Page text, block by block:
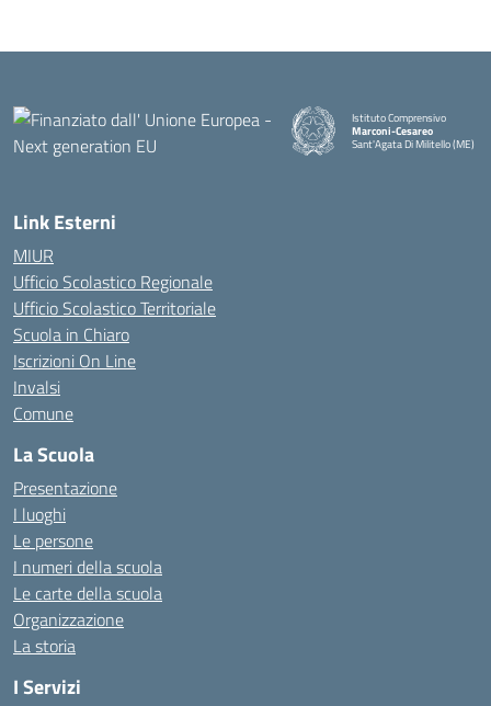
Istituto Comprensivo
Marconi-Cesareo
Sant'Agata Di Militello (ME)
— Visita la pagina iniziale
Link Esterni
MIUR
Ufficio Scolastico Regionale
Ufficio Scolastico Territoriale
Scuola in Chiaro
Iscrizioni On Line
Invalsi
Comune
La Scuola
Presentazione
I luoghi
Le persone
I numeri della scuola
Le carte della scuola
Organizzazione
La storia
I Servizi